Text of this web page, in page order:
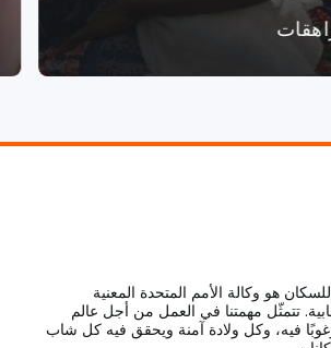
هو وكالة الأمم المتحدة المعنية
تتمثّل مهمتنا في العمل من أجل عالم
فيه، وكل ولادة آمنة ويحقق فيه كل شاب